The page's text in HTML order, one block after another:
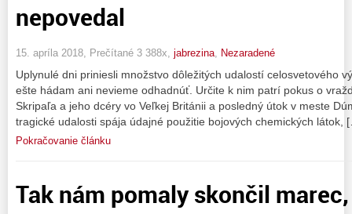
nepovedal
15. apríla 2018, Prečítané 3 388x, jabrezina Nezaradené
Uplynulé dni priniesli množstvo dôležitých udalostí celosvetového
ešte hádam ani nevieme odhadnúť. Určite k nim patrí pokus o
Skripaľa a jeho dcéry vo Veľkej Británii a posledný útok v meste
tragické udalosti spája údajné použitie bojových chemických látok,
Pokračovanie článku
Tak nám pomaly skončil